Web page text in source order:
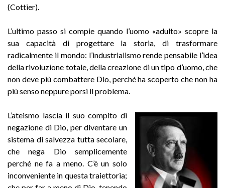
(Cottier).
L’ultimo passo si compie quando l’uomo «adulto» scopre la
sua capacità di progettare la storia, di trasformare
radicalmente il mondo: l’industrialismo rende pensabile l’idea
della rivoluzione totale, della creazione di un tipo d’uomo, che
non deve più combattere Dio, perché ha scoperto che non ha
più senso neppure porsi il problema.
L’ateismo lascia il suo compito di
negazione di Dio, per diventare un
sistema di salvezza tutta secolare,
che nega Dio semplicemente
perché ne fa a meno. C’è un solo
inconveniente in questa traiettoria;